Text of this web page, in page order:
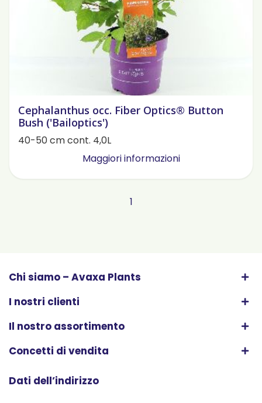
Cephalanthus occ. Fiber Optics® Button
Bush ('Bailoptics')
40-50 cm cont. 4,0L
Maggiori informazioni
1
Chi siamo – Avaxa Plants
I nostri clienti
Il nostro assortimento
Concetti di vendita
Dati dell’indirizzo